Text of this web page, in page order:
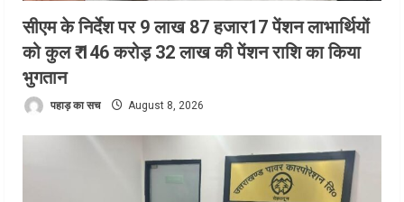
सीएम के निर्देश पर 9 लाख 87 हजार17 पेंशन लाभार्थियों
को कुल ₹ 146 करोड़ 32 लाख की पेंशन राशि का किया
भुगतान
पहाड़ का सच August 8, 2026